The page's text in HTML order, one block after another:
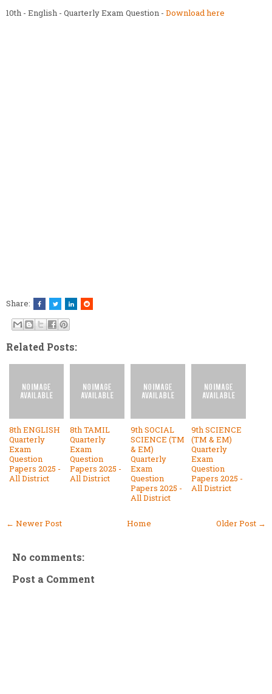
10th - English - Quarterly Exam Question - Download here
Share:
Related Posts:
8th ENGLISH
Quarterly
Exam
Question
Papers 2025 -
All District
8th TAMIL
Quarterly
Exam
Question
Papers 2025 -
All District
9th SOCIAL
SCIENCE (TM
& EM)
Quarterly
Exam
Question
Papers 2025 -
All District
9th SCIENCE
(TM & EM)
Quarterly
Exam
Question
Papers 2025 -
All District
← Newer Post Older Post →
Home
No comments:
Post a Comment